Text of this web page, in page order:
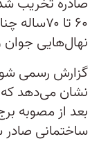
۶۰ تا
نهال‌‎هایی جوان و بی‎جان کاشته شد.
بعد از مصوبه
ساختمانی